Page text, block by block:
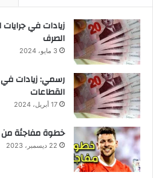
زيادات في
الصرف
3 مايو، 2024
رسمي: زيادات في
القطاعات
17 أبريل، 2024
خطوة مفاجئة
22 ديسمبر، 2023